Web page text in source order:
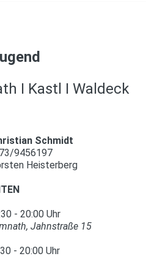
I Kastl I Waldeck
Schmidt
9456197
Heisterberg
- 20:00 Uhr
Jahnstraße 15
- 20:00 Uhr